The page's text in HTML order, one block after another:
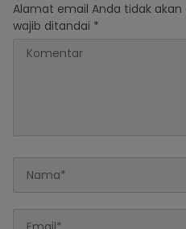
Alamat email Anda tidak akan
wajib ditandai *